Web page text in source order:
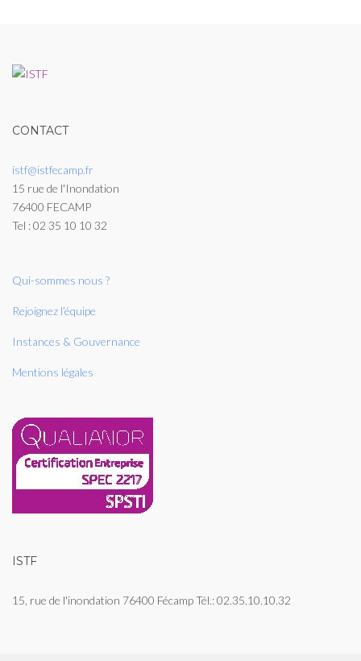
CONTACT
istf@istfecamp.fr
15 rue de l'Inondation
76400 FECAMP
Tel : 02 35 10 10 32
Qui-sommes nous ?
Rejoignez l’équipe
Instances & Gouvernance
Mentions légales
ISTF
15, rue de l'inondation 76400 Fécamp Tél.: 02.35.10.10.32